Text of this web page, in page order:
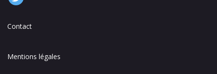
Contact
Mentions légales